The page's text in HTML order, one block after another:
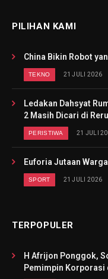
PILIHAN KAMI
China Bikin Robot
TEKNO 21 JULI 2026
Ledakan Dahsyat
2 Masih Dicari di
PERISTIWA 21 JULI
Euforia Jutaan
SPORT 21 JULI 2026
TERPOPULER
H Afrijon Ponggok,
Pemimpin Korporasi